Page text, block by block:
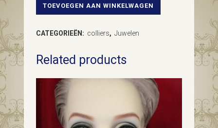
14
collier
van
ellipsvormige
schakels
TOEVOEGEN AAN WINKELWAGEN
CATEGORIEËN: colliers, Juwelen
Related products